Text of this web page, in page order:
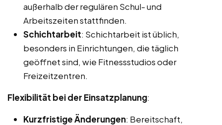
außerhalb der regulären Schul- und
Arbeitszeiten stattfinden.
Schichtarbeit: Schichtarbeit ist üblich,
besonders in Einrichtungen, die täglich
geöffnet sind, wie Fitnessstudios oder
Freizeitzentren.
Flexibilität bei der Einsatzplanung:
Kurzfristige Änderungen: Bereitschaft,